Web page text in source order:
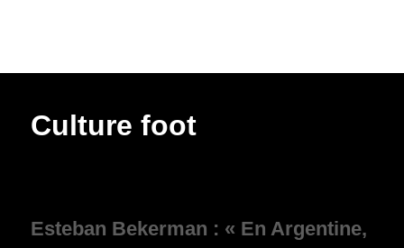
Culture foot
Esteban Bekerman : « En Argentine,